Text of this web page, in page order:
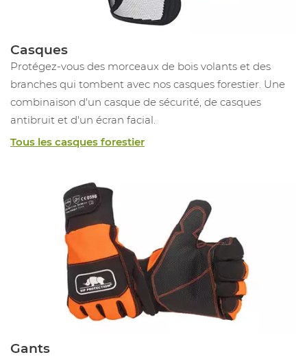
Casques
Protégez-vous des morceaux de bois volants et des
branches qui tombent avec nos casques forestier. Une
combinaison d'un casque de sécurité, de casques
antibruit et d'un écran facial.
Tous les casques forestier
Gants